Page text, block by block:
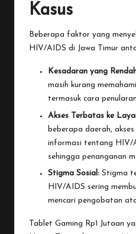
Kasus
Beberapa faktor yang
HIV/AIDS di Jawa Timur
Kesadaran yang
masih kurang
termasuk cara
Akses Terbatas ke
beberapa daerah,
informasi tentang HIV/
sehingga penanganan
Stigma Sosial: Stigma
HIV/AIDS sering
mencari pengobatan
Tablet Gaming Rp1 Jutaan